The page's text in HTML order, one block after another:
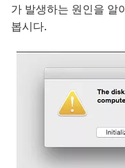
가 발생하는 원인을 알
봅시다.